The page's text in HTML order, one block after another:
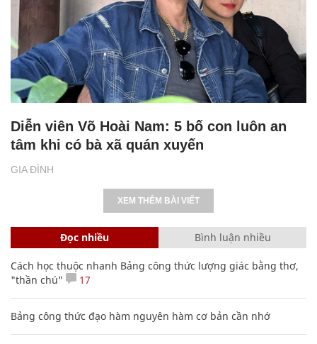
GIA ĐÌNH
Diễn viên Võ Hoài Nam: 5 bố con luôn an
tâm khi có bà xã quán xuyến
XEM THÊM BÀI VIẾT
Đọc nhiều Bình luận nhiều
Cách học thuộc nhanh Bảng công thức lượng giác bằng thơ,
"thần chú"
17
Bảng công thức đạo hàm nguyên hàm cơ bản cần nhớ